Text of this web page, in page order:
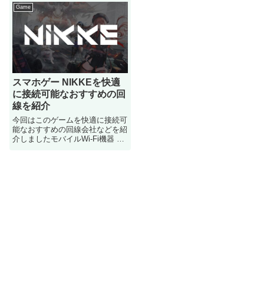
どの位掛かるのかが気になる人は
どうぞ
Game
スマホゲー NIKKEを快適
に接続可能なおすすめの回
線を紹介
今回はこのゲームを快適に接続可
能なおすすめの回線会社などを紹
介しましたモバイルWi-Fi機器 回